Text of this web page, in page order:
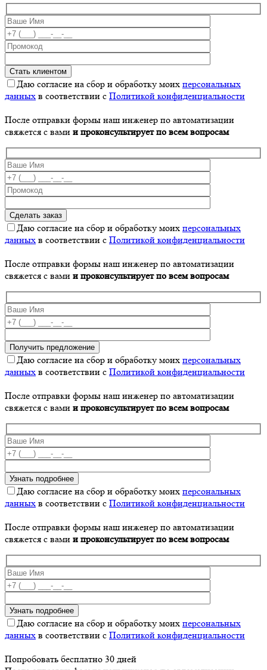
Даю согласие на сбор и обработку моих персональных
данных в соответствии с Политикой конфиденциальности
После отправки формы наш инженер по автоматизации
свяжется с вами и проконсультирует по всем вопросам
Даю согласие на сбор и обработку моих персональных
данных в соответствии с Политикой конфиденциальности
После отправки формы наш инженер по автоматизации
свяжется с вами и проконсультирует по всем вопросам
Даю согласие на сбор и обработку моих персональных
данных в соответствии с Политикой конфиденциальности
После отправки формы наш инженер по автоматизации
свяжется с вами и проконсультирует по всем вопросам
Даю согласие на сбор и обработку моих персональных
данных в соответствии с Политикой конфиденциальности
После отправки формы наш инженер по автоматизации
свяжется с вами и проконсультирует по всем вопросам
Даю согласие на сбор и обработку моих персональных
данных в соответствии с Политикой конфиденциальности
Попробовать бесплатно 30 дней